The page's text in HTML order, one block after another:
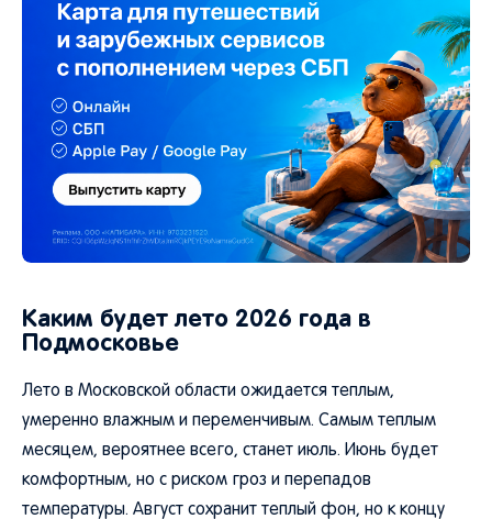
Каким будет лето 2026 года в
Подмосковье
Лето в Московской области ожидается теплым,
умеренно влажным и переменчивым. Самым теплым
месяцем, вероятнее всего, станет июль. Июнь будет
комфортным, но с риском гроз и перепадов
температуры. Август сохранит теплый фон, но к концу